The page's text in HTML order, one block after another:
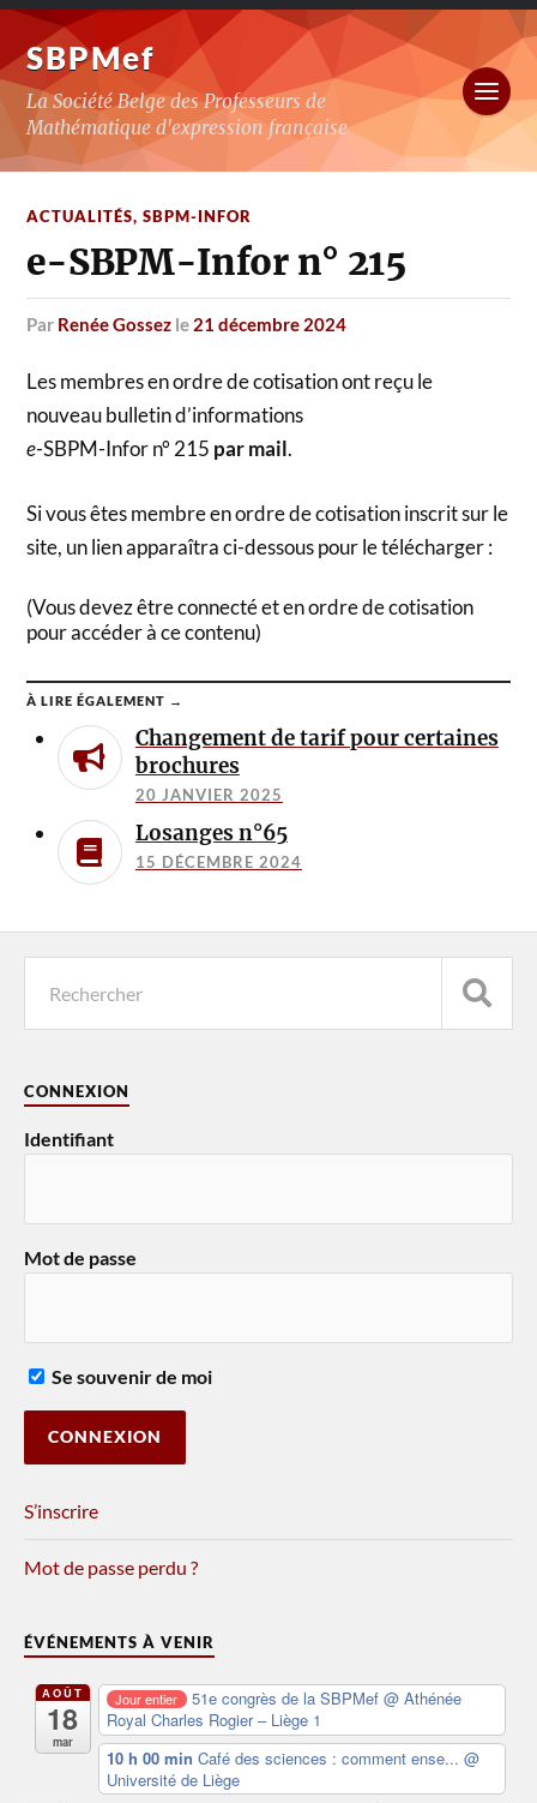
SBPMef
La Société Belge des Professeurs de
Mathématique d'expression française
ACTUALITÉS,SBPM-INFOR
e-SBPM-Infor n° 215
par Renée Gossez le 21 décembre 2024
Les membres en ordre de cotisation ont reçu le
nouveau bulletin d’informations
e-SBPM-Infor n° 215 par mail.
Si vous êtes membre en ordre de cotisation inscrit sur le
site, un lien apparaîtra ci-dessous pour le télécharger :
(Vous devez être connecté et en ordre de cotisation
pour accéder à ce contenu)
À LIRE ÉGALEMENT →
Changement de tarif pour certaines
brochures
20 JANVIER 2025
Losanges n°65
15 DÉCEMBRE 2024
CONNEXION
Identifiant
Mot de passe
Se souvenir de moi
S’inscrire
Mot de passe perdu ?
ÉVÉNEMENTS À VENIR
AOÛT
18
mar
Jour entier 51e congrès de la SBPMef@ Athénée
Royal Charles Rogier – Liège 1
10 h 00 min Café des sciences : comment ense... @
Université de Liège